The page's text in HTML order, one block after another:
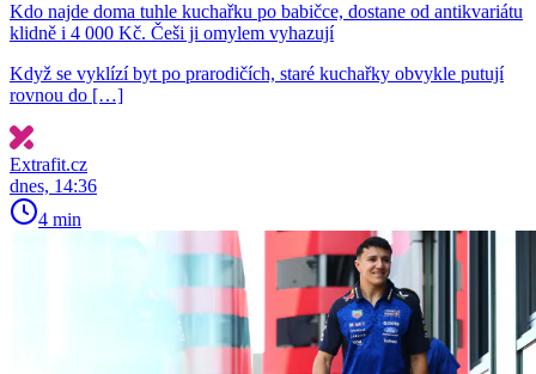
Kdo najde doma tuhle kuchařku po babičce, dostane od antikvariátu
klidně i 4 000 Kč. Češi ji omylem vyhazují
Když se vyklízí byt po prarodičích, staré kuchařky obvykle putují
rovnou do […]
Extrafit.cz
dnes, 14:36
4 min